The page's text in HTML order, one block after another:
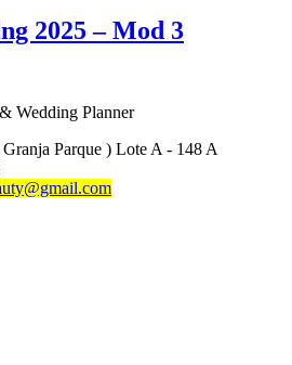
2025 – Mod 3
Wedding Planner
Granja Parque ) Lote A - 148 A